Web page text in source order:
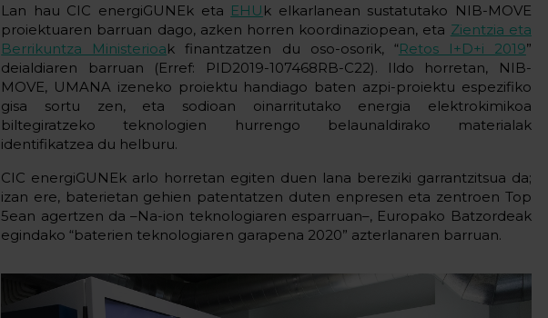
Lan hau CIC energiGUNEk eta EHU k elkarlanean sustatutako NIB-MOVE
proiektuaren barruan dago, azken horren koordinaziopean, eta Zientzia eta
Berrikuntza Ministerioak finantzatzen du oso-osorik, “Retos I+D+i 2019”
deialdiaren barruan (Erref: PID2019-107468RB-C22). Ildo horretan, NIB-
MOVE, UMANA izeneko proiektu handiago baten azpi-proiektu espezifiko
gisa sortu zen, eta sodioan oinarritutako energia elektrokimikoa
biltegiratzeko teknologien hurrengo belaunaldirako materialak
identifikatzea du helburu.
CIC energiGUNEk arlo horretan egiten duen lana bereziki garrantzitsua da;
izan ere, baterietan gehien patentatzen duten enpresen eta zentroen Top
5ean agertzen da –Na-ion teknologiaren esparruan–, Europako Batzordeak
egindako “baterien teknologiaren garapena 2020” azterlanaren barruan.